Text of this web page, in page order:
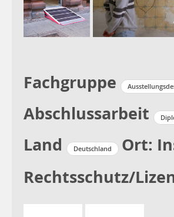
Fachgruppe
Abschlussarbeit
Land
Deutschland Ort:
Rechtsschutz/